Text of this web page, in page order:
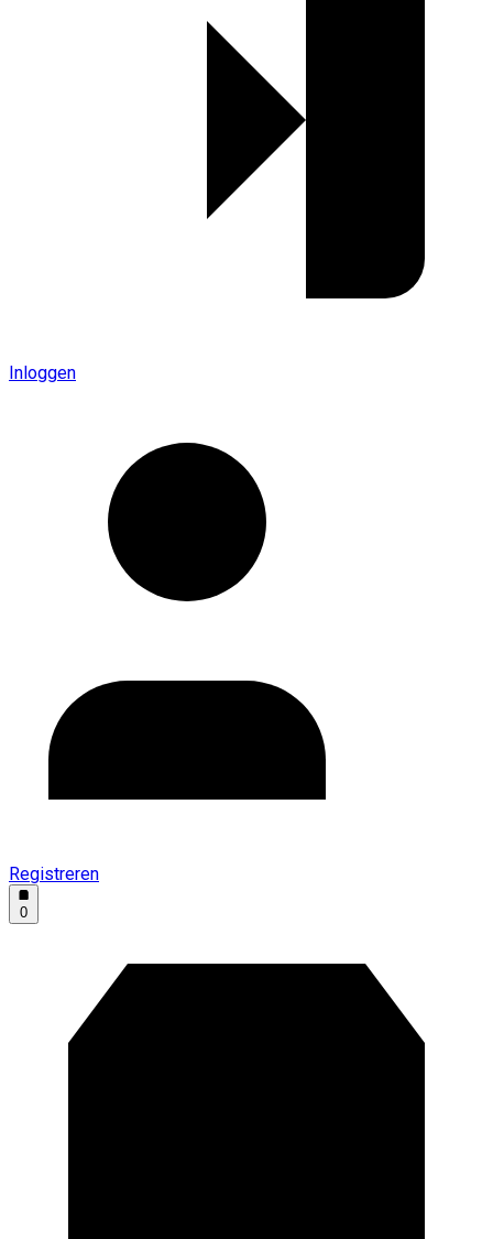
Inloggen
Registreren
0